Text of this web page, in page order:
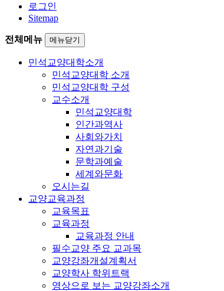
로그인
Sitemap
전체메뉴 메뉴닫기
민석교양대학소개
민석교양대학 소개
민석교양대학 구성
교수소개
민석교양대학
인간과역사
사회와가치
자연과기술
문학과예술
세계와문화
오시는길
교양교육과정
교육목표
교육과정
교육과정 안내
필수교양 주요 교과목
교양강좌개설계획서
교양학사 학위트랙
영상으로 보는 교양강좌소개